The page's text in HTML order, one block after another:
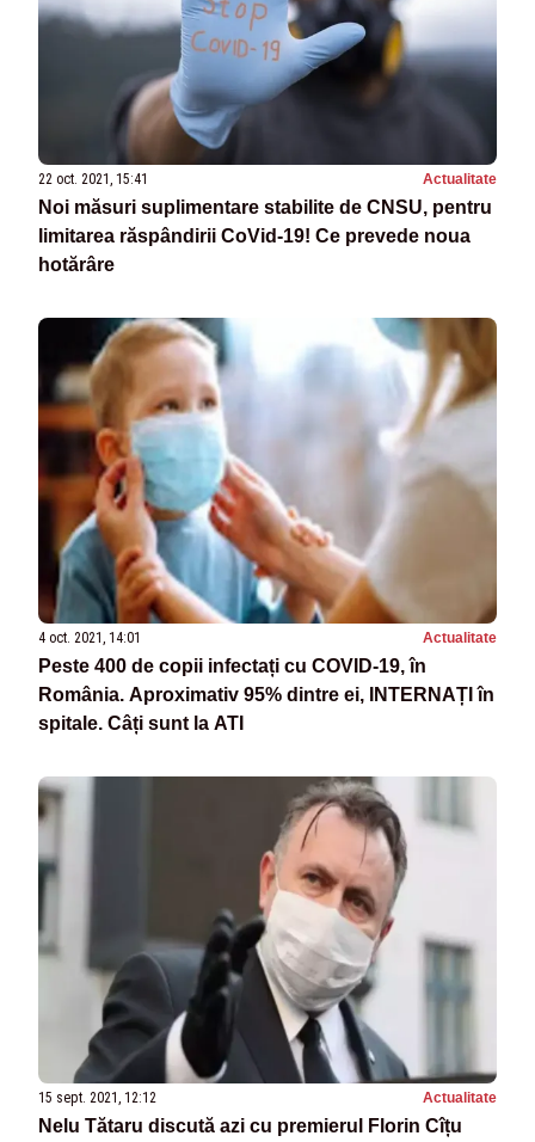
22 oct. 2021, 15:41 Actualitate
Noi măsuri suplimentare stabilite de CNSU, pentru
limitarea răspândirii CoVid-19! Ce prevede noua
hotărâre
4 oct. 2021, 14:01 Actualitate
Peste 400 de copii infectați cu COVID-19, în
România. Aproximativ 95% dintre ei, INTERNAȚI în
spitale. Câți sunt la ATI
15 sept. 2021, 12:12 Actualitate
Nelu Tătaru discută azi cu premierul Florin Cîțu